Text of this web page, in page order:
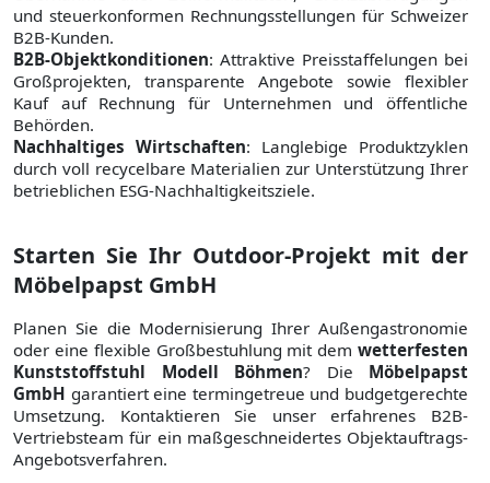
und steuerkonformen Rechnungsstellungen für Schweizer
B2B-Kunden.
B2B-Objektkonditionen: Attraktive Preisstaffelungen bei
Großprojekten, transparente Angebote sowie flexibler
Kauf auf Rechnung für Unternehmen und öffentliche
Behörden.
Nachhaltiges Wirtschaften: Langlebige Produktzyklen
durch voll recycelbare Materialien zur Unterstützung Ihrer
betrieblichen ESG-Nachhaltigkeitsziele.
Starten Sie Ihr Outdoor-Projekt mit der
Möbelpapst GmbH
Planen Sie die Modernisierung Ihrer Außengastronomie
oder eine flexible Großbestuhlung mit dem wetterfesten
Kunststoffstuhl Modell Böhmen? Die Möbelpapst
GmbH garantiert eine termingetreue und budgetgerechte
Umsetzung. Kontaktieren Sie unser erfahrenes B2B-
Vertriebsteam für ein maßgeschneidertes Objektauftrags-
Angebotsverfahren.